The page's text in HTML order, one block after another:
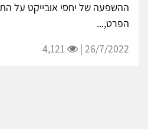
ההשפעה של יחסי אובייקט על
הפרט,...
26/7/2022 |